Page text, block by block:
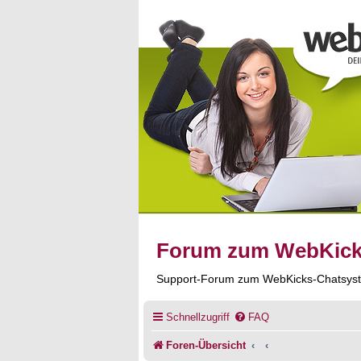
Forum zum
Support-Forum zum WebKicks-
Schnellzugriff FAQ
Foren-Übersicht